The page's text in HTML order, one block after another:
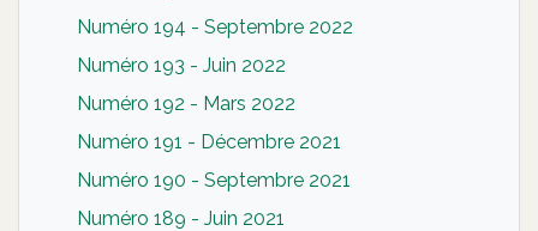
Numéro 194 - Septembre 2022
Numéro 193 - Juin 2022
Numéro 192 - Mars 2022
Numéro 191 - Décembre 2021
Numéro 190 - Septembre 2021
Numéro 189 - Juin 2021